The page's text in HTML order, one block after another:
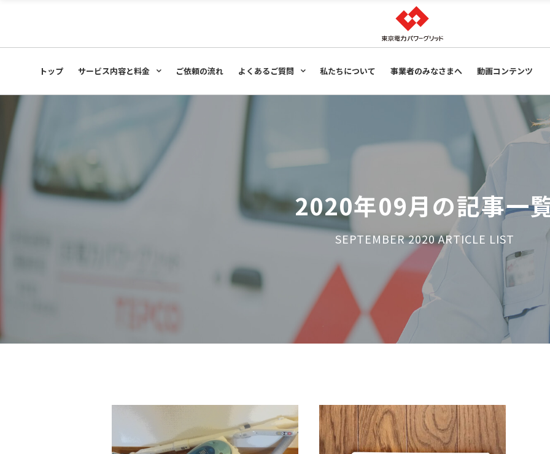
トップ サービス内容と料金 ご依頼の流れ よくあるご質問 私たちについて 事業者のみなさまへ 動画コンテンツ
2020年09月の記事一
SEPTEMBER 2020 ARTICLE LIST